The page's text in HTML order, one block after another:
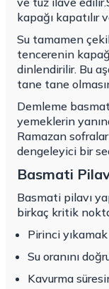
kapağı kapatılır
Su tamamen
tencerenin
dinlendirilir. Bu
tane tane
Demleme
yemeklerin
Ramazan
dengeleyici bir
Basmati
Basmati pilavı
birkaç kritik
Pirinci
Su oranını
Kavurma